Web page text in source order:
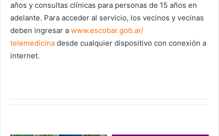
años y consultas clínicas para personas de 15 años en
adelante. Para acceder al servicio, los vecinos y vecinas
deben ingresar a www.escobar.gob.ar/
telemedicina desde cualquier dispositivo con conexión a
internet.